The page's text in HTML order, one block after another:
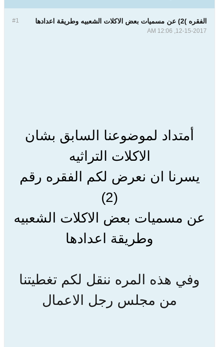
#1 الفقره )2) عن مسميات بعض الاكلات الشعبيه وطريقة اعدادها
12-15-2017, 12:06 AM
أمتداد لموضوعنا السابق بشان
الاكلات التراثيه
يسرنا ان نعرض لكم الفقره رقم
(2)
عن مسميات بعض الاكلات الشعبيه
وطريقة اعدادها
وفي هذه المره ننقل لكم تغطيتنا
من مجلس رجل الاعمال